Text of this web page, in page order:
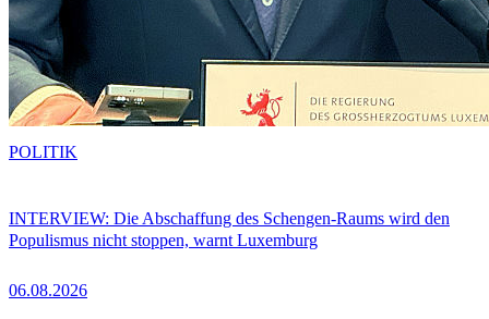
INTERVIEW: Die Abschaffung des Schengen-Raums wird den
Populismus nicht stoppen, warnt Luxemburg
06.08.2026
POLITIK